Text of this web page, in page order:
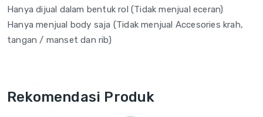
Hanya dijual dalam bentuk rol (Tidak menjual eceran)
Hanya menjual body saja (Tidak menjual Accesories krah,
tangan / manset dan rib)
Rekomendasi Produk